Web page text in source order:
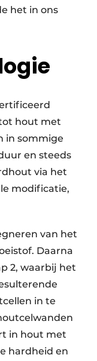
het in ons
hout met
in sommige
en steeds
via het
modificatie,
van het
Daarna
2, waarbij het
in te
in hout met
hardheid en